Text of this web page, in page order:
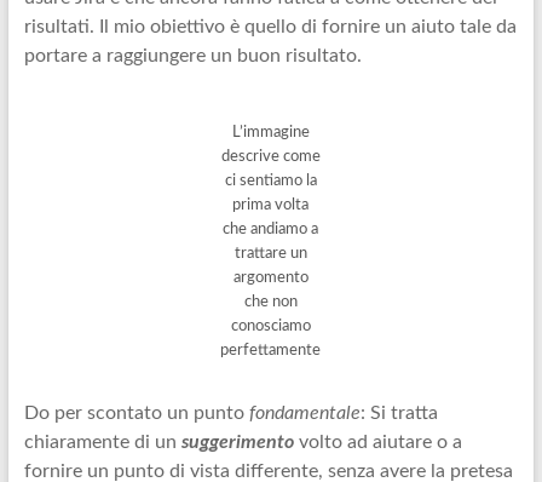
risultati. Il mio obiettivo è quello di fornire un aiuto tale da
portare a raggiungere un buon risultato.
L’immagine
descrive come
ci sentiamo la
prima volta
che andiamo a
trattare un
argomento
che non
conosciamo
perfettamente
Do per scontato un punto fondamentale: Si tratta
chiaramente di un suggerimentovolto ad aiutare o a
fornire un punto di vista differente, senza avere la pretesa